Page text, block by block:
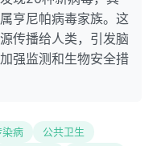
亨尼帕病毒家族。这
传播给人类，引发脑
强监测和生物安全措
染病
公共卫生